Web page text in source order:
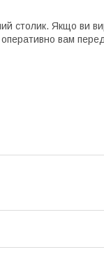
столик. Якщо ви
вам